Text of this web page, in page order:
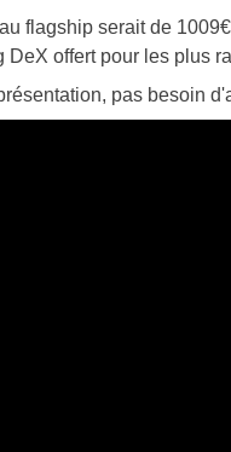
flagship serait de
offert pour les plus
pas besoin